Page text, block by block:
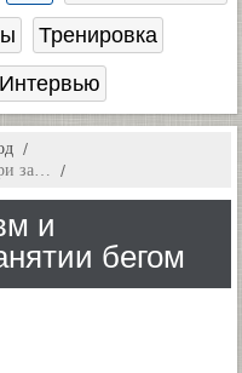
Тренировка
Интервью
за…
и
бегом